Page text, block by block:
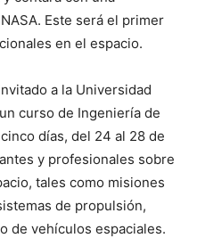
Este será el primer
en el espacio.
a la Universidad
curso de Ingeniería de
días, del 24 al 28 de
y profesionales sobre
tales como misiones
de propulsión,
de vehículos espaciales.